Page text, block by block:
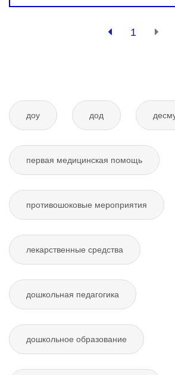
1
доу дод
первая медицинская помощь
противошоковые мероприятия
лекарственные средства
дошкольная педагогика
дошкольное образование